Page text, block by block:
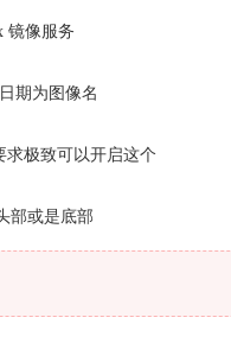
镜像服务
期为图像名
求极致可以开启这个
部或是底部